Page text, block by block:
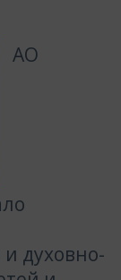
АО
духовно-